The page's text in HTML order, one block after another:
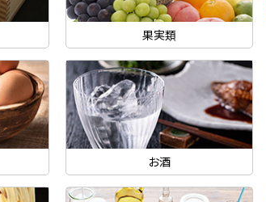
果実類
お酒